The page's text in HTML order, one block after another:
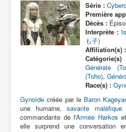
Séries
Films
COSAA
Dennô keisatsu
察 サイバーコップ)
Série :
Première
Décès :
Interprète :
も子)
Affiliation(s) :
Catégorie(s)
Générale
(Toho),
Race(s) :
Gynoïde créée par le Baron
une humaine, savante maléfique
commandante de l'Armée Harkos
elle surprend une conversation